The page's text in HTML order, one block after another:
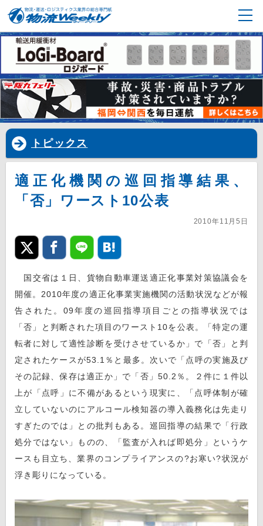
トピックス
適正化機関の巡回指導結果、
「否」ワースト10公表
2010年11月5日
国交省は１日、貨物自動車運送適正化事業対策協議会を
開催。2010年度の適正化事業実施機関の活動状況などが報
告された。09年度の巡回指導項目ごとの指導状況では
「否」と判断された項目のワースト10を公表。「特定の運
転者に対して適性診断を受けさせているか」で「否」と判
定されたケースが53.1％と最多。次いで「点呼の実施及び
その記録、保存は適正か」で「否」50.2％。２件に１件以
上が「点呼」に不備があるという現実に、「点呼体制が確
立していないのにアルコール検知器の導入義務化は先走り
すぎたのでは」との批判もある。巡回指導の結果で「行政
処分ではない」ものの、「監査が入れば即処分」というケ
ースも目立ち、業界のコンプライアンスの?お寒い?状況が
浮き彫りになっている。